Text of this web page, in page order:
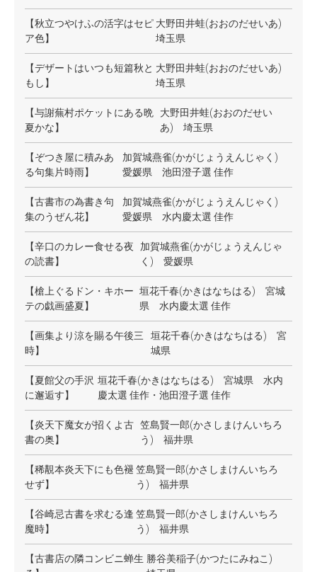
【秋立つやけふの活字はセピ
ア色】
大野田井蛙(おおのだせいあ)
埼玉県
【デザートはいつも短篇秋と
もし】
大野田井蛙(おおのだせいあ)
埼玉県
【与謝蕪村ポケットにある晩
夏かな】
大野田井蛙(おおのだせい
あ) 埼玉県
【ぞつき屋に積みあ
る句集片時雨】
加賀城燕雀(かがじょうえんじゃく)
愛媛県 池田澄子選 佳作
【古書市の為書き句
集のうぜん花】
加賀城燕雀(かがじょうえんじゃく)
愛媛県 水内慶太選 佳作
【辛口のカレー食せる夜
の読書】
加賀城燕雀(かがじょうえんじゃ
く) 愛媛県
【槍上ぐるドン・キホー
テの戯画盛夏】
垣花千春(かきはなちはる) 宮城
県 水内慶太選 佳作
【画集より涼を賜る午後三
時】
垣花千春(かきはなちはる) 宮
城県
【夏館父の手沢
に邂逅す】
垣花千春(かきはなちはる) 宮城県 水内
慶太選 佳作・池田澄子選 佳作
【炎天下魔女が招くよ古
書の奥】
笠島賢一郎(かさしまけんいちろ
う) 福井県
【稀覯本炎天下にも色褪
せず】
笠島賢一郎(かさしまけんいちろ
う) 福井県
【谷崎忌古書を求むる逢
魔時】
笠島賢一郎(かさしまけんいちろ
う) 福井県
【古書店の隣コンビニ蝉生 勝谷美稲子(かつたにみねこ)